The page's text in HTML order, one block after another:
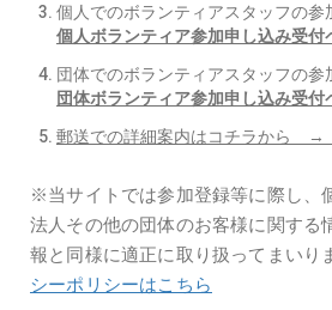
個人でのボランティアスタッフの参
個人ボランティア参加申し込み受付
団体でのボランティアスタッフの参
団体ボランティア参加申し込み受付
郵送での詳細案内はコチラから →
※当サイトでは参加登録等に際し、
法人その他の団体のお客様に関する
報と同様に適正に取り扱ってまい
シーポリシーはこちら